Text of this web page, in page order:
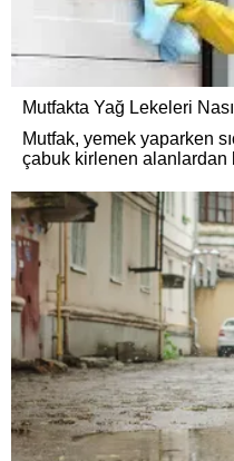
Mutfakta Yağ Lekeleri
Mutfak, yemek yaparken
çabuk kirlenen alanlardan